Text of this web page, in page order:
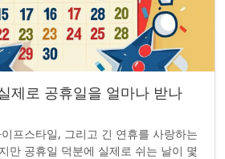
제로 공휴일을 얼마나 받나
프스타일, 그리고 긴 연휴를 사랑하는
만 공휴일 덕분에 실제로 쉬는 날이 몇